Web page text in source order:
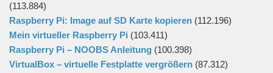
(113.884)
Raspberry Pi: Image auf SD Karte kopieren (112.196)
Mein virtueller Raspberry Pi (103.411)
Raspberry Pi – NOOBS Anleitung (100.398)
VirtualBox – virtuelle Festplatte vergrößern (87.312)